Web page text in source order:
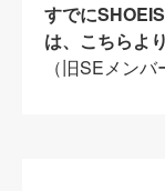
すでに
は、こちらより
（旧SEメン